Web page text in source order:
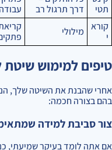
תטי
דרך תרגול רב
קורא
י
מילולי
טיפים למימוש
אחרי שהבנת את השיטה שלך,
בהם בצורה חכמה:
צור סביבת למידה
אם אתה לומד בעיקר שמיעתי,